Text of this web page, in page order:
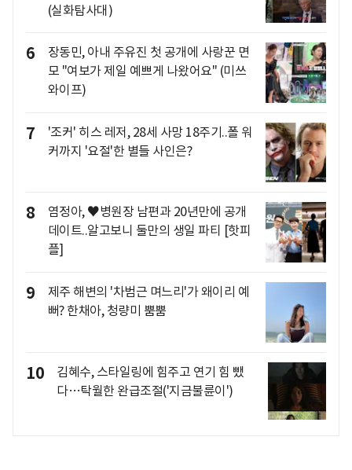
(실화탐사대)
6
장동민, 아내 주유진 첫 공개에 사랑꾼 면
모 "여보가 제일 예쁘게 나왔어요" (미쓰
와이프)
7
'조커' 히스 레저, 28세 사망 18주기..폴 워
커까지 '요절'한 별들 사인은?
8
염정아, ♥병원장 남편과 20년만에 공개
데이트..알고보니 둘만의 생일 파티 [핫피
플]
9
제주 해변의 '차범근 며느리'가 왜이리 예
뻐? 한채아, 청량미 뿜뿜
10
김혜수, 스타일링에 힘주고 연기 힘 뺐
다…탁월한 완급조절('지금불륜이')